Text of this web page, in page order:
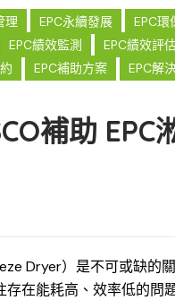
理 EPC永續發展 EPC環
EPC績效監測 EPC績效評
EPC補助方案 EPC解
補助 EPC
Dryer）是不可或缺的
在能耗高、效率低的問